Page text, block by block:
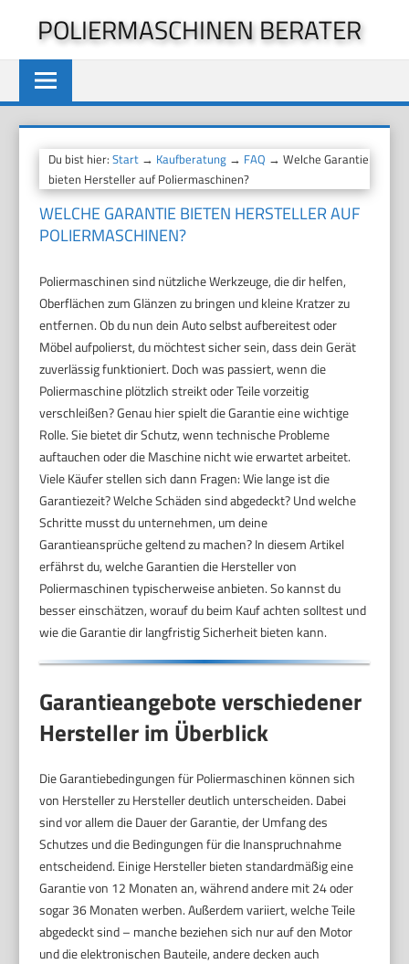
springen
POLIERMASCHINEN BERATER
Du bist hier:Start → Kaufberatung → FAQ → Welche Garantie
bieten Hersteller auf Poliermaschinen?
WELCHE GARANTIE BIETEN HERSTELLER AUF
POLIERMASCHINEN?
Poliermaschinen sind nützliche Werkzeuge, die dir helfen,
Oberflächen zum Glänzen zu bringen und kleine Kratzer zu
entfernen. Ob du nun dein Auto selbst aufbereitest oder
Möbel aufpolierst, du möchtest sicher sein, dass dein Gerät
zuverlässig funktioniert. Doch was passiert, wenn die
Poliermaschine plötzlich streikt oder Teile vorzeitig
verschleißen? Genau hier spielt die Garantie eine wichtige
Rolle. Sie bietet dir Schutz, wenn technische Probleme
auftauchen oder die Maschine nicht wie erwartet arbeitet.
Viele Käufer stellen sich dann Fragen: Wie lange ist die
Garantiezeit? Welche Schäden sind abgedeckt? Und welche
Schritte musst du unternehmen, um deine
Garantieansprüche geltend zu machen? In diesem Artikel
erfährst du, welche Garantien die Hersteller von
Poliermaschinen typischerweise anbieten. So kannst du
besser einschätzen, worauf du beim Kauf achten solltest und
wie die Garantie dir langfristig Sicherheit bieten kann.
Garantieangebote verschiedener
Hersteller im Überblick
Die Garantiebedingungen für Poliermaschinen können sich
von Hersteller zu Hersteller deutlich unterscheiden. Dabei
sind vor allem die Dauer der Garantie, der Umfang des
Schutzes und die Bedingungen für die Inanspruchnahme
entscheidend. Einige Hersteller bieten standardmäßig eine
Garantie von 12 Monaten an, während andere mit 24 oder
sogar 36 Monaten werben. Außerdem variiert, welche Teile
abgedeckt sind – manche beziehen sich nur auf den Motor
und die elektronischen Bauteile, andere decken auch